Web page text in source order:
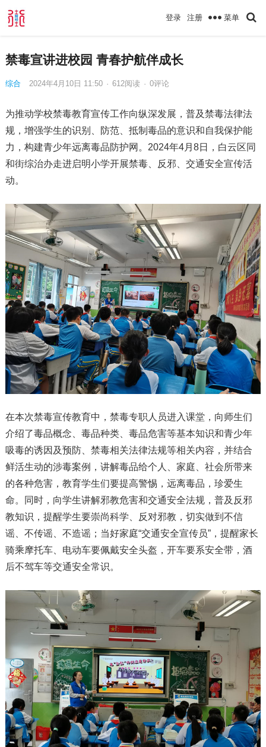
登录 注册 菜单
禁毒宣讲进校园 青春护航伴成长
综合 2024年4月10日 11:50 · 612阅读 · 0评论
为推动学校禁毒教育宣传工作向纵深发展，普及禁毒法律法
规，增强学生的识别、防范、抵制毒品的意识和自我保护能
力，构建青少年远离毒品防护网。2024年4月8日，白云区同
和街综治办走进启明小学开展禁毒、反邪、交通安全宣传活
动。
在本次禁毒宣传教育中，禁毒专职人员进入课堂，向师生们
介绍了毒品概念、毒品种类、毒品危害等基本知识和青少年
吸毒的诱因及预防、禁毒相关法律法规等相关内容，并结合
鲜活生动的涉毒案例，讲解毒品给个人、家庭、社会所带来
的各种危害，教育学生们要提高警惕，远离毒品，珍爱生
命。同时，向学生讲解邪教危害和交通安全法规，普及反邪
教知识，提醒学生要崇尚科学、反对邪教，切实做到不信
谣、不传谣、不造谣；当好家庭“交通安全宣传员”，提醒家长
骑乘摩托车、电动车要佩戴安全头盔，开车要系安全带，酒
后不驾车等交通安全常识。